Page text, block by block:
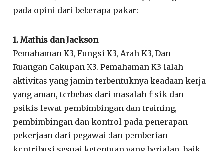
pada opini dari beberapa pakar:
1. Mathis dan Jackson
Pemahaman K3, Fungsi K3, Arah K3, Dan
Ruangan Cakupan K3. Pemahaman K3 ialah
aktivitas yang jamin terbentuknya keadaan kerja
yang aman, terbebas dari masalah fisik dan
psikis lewat pembimbingan dan training,
pembimbingan dan kontrol pada penerapan
pekerjaan dari pegawai dan pemberian
kontribusi sesuai ketentuan yang berjalan, baik